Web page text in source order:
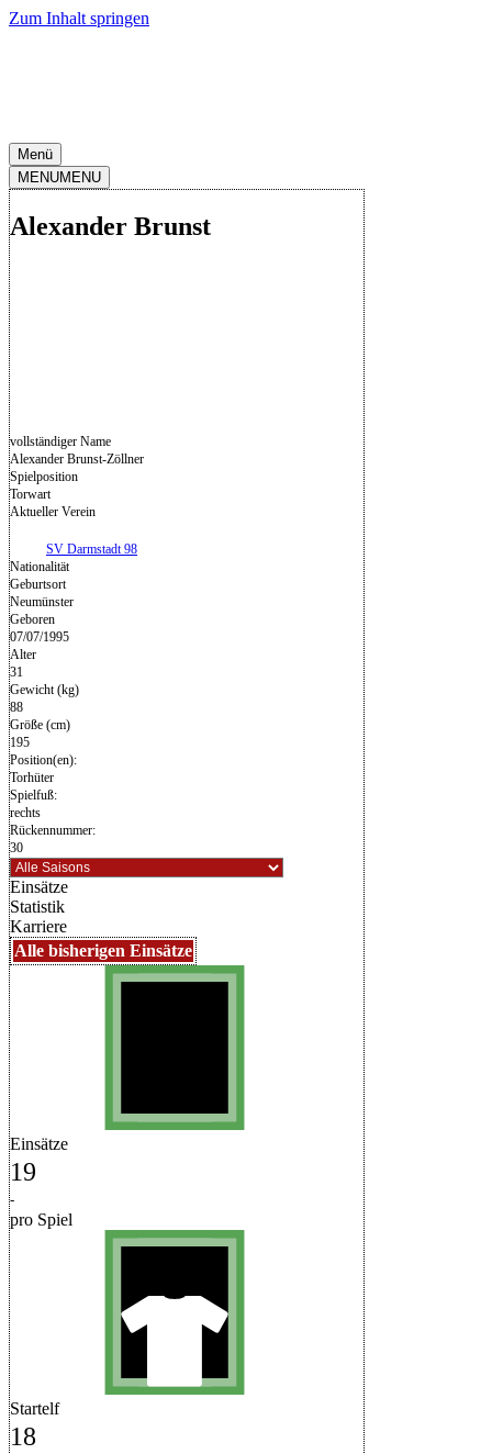
Zum Inhalt springen
Menü
MENUMENU
Alexander Brunst
vollständiger Name
Alexander Brunst-Zöllner
Spielposition
Torwart
Aktueller Verein
SV Darmstadt 98
Nationalität
Geburtsort
Neumünster
Geboren
07/07/1995
Alter
31
Gewicht (kg)
88
Größe (cm)
195
Position(en):
Torhüter
Spielfuß:
rechts
Rückennummer:
30
Einsätze
Statistik
Karriere
Alle bisherigen Einsätze
Einsätze
19
-
pro Spiel
Startelf
18